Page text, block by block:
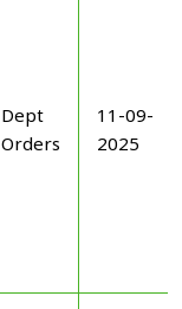
Dept
Orders
11-09-
2025